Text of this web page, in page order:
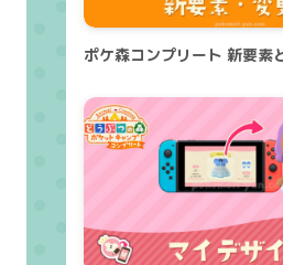
ポケ森コンプリート 新要素